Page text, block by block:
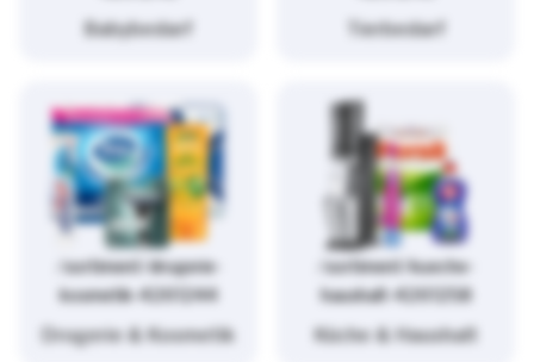
Babybedarf Tierbedarf
/sortiment/drogerie-
kosmetik-4261244
Drogerie & Kosmetik
/sortiment/kueche-
haushalt-4261258
Küche & Haushalt